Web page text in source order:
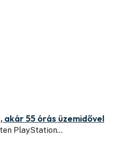
55 órás üzemidővel
PlayStation…